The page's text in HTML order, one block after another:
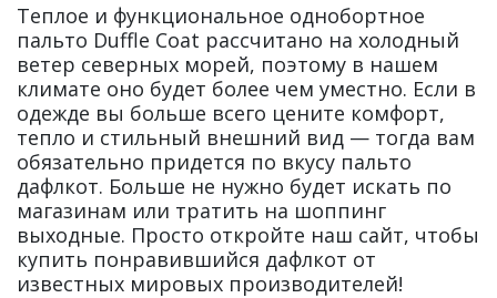
Теплое и функциональное однобортное
пальто Duffle Coat рассчитано на холодный
ветер северных морей, поэтому в нашем
климате оно будет более чем уместно. Если в
одежде вы больше всего цените комфорт,
тепло и стильный внешний вид — тогда вам
обязательно придется по вкусу пальто
дафлкот. Больше не нужно будет искать по
магазинам или тратить на шоппинг
выходные. Просто откройте наш сайт, чтобы
купить понравившийся дафлкот от
известных мировых производителей!